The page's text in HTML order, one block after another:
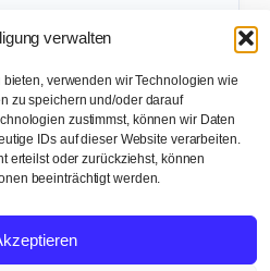
verwalten
verwenden wir Technologien wie
zu speichern und/oder darauf
zustimmst, können wir Daten
IDs auf dieser Website verarbeiten.
erteilst oder zurückziehst, können
beeinträchtigt werden.
und praktische
dein Postfach.
|Cookie-Richtlinie